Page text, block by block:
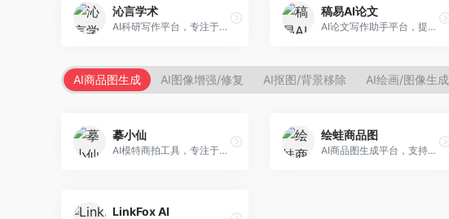
沁言学术
AI科研写作平台，专注于学术研究辅助。面向研究生和科研工作者，提供文献分析、研究方法指导、论文撰写等服务，学术资源丰富，研究支持全面。
稿易AI论文
AI论文写作助手平台，提供智能化学术写作支持。面向高校学生，支持多种论文类型生成，提供参考文献管理和格式规范服务，操作流程简单。
AI商品图生成 AI图像增强/修复 AI抠图/背景移除 AI绘画/图像生成
摹小仙
AI模特商拍工具，专注于服装电商。面向服装电商卖家，提供虚拟模特试穿、商品展示图生成等服务，模特形象多样，拍摄成本低。
绘蛙商品图
AI商品图生成平台，支持模特换装和场景生成。面向电商卖家，提供商品上身效果展示、场景化商品图生成等服务，电商营销效果显著。
LinkFox AI